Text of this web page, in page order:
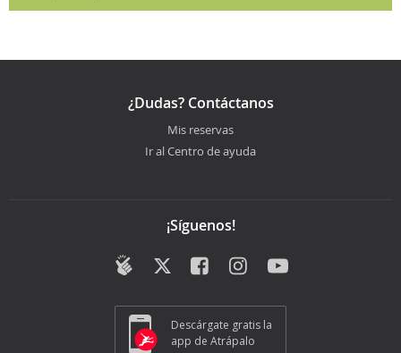
¿Dudas? Contáctanos
Mis reservas
Ir al Centro de ayuda
¡Síguenos!
Descárgate gratis la
app de Atrápalo